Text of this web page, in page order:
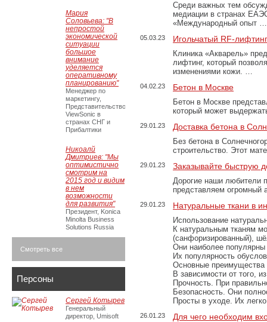
Среди важных тем
медиации в странах
«Международный опыт …
05.03.23 Игольчатый RF-
Клиника «Акварель»
лифтинг, который
изменениями кожи. …
04.02.23 Бетон в Москве
Бетон в Москве
который может
29.01.23 Доставка бетона в
Без бетона в
строительство. Этот
29.01.23 Заказывайте быструю
Дорогие наши любители
представляем огромный
29.01.23 Натуральные ткани в
Использование
К натуральным тканям
(санфоризированный),
Они наиболее популярны
Их популярность
Основные преимущества
В зависимости от того,
Прочность. При
Безопасность. Они
Просты в уходе. Их
26.01.23 Для чего необходим
Мария
Соловьева: "В
непростой
экономической
ситуации
большое
внимание
уделяется
оперативному
планированию"
Менеджер по
маркетингу,
Представительство
ViewSonic в
странах СНГ и
Прибалтики
Никоалй
Дмитриев: "Мы
оптимистично
смотрим на
2015 год и видим
в нем
возможности
для развития"
Президент, Konica
Minolta Business
Solutions Russia
Смотреть все
Персоны
Сергей Котырев
Генеральный
директор, Umisoft